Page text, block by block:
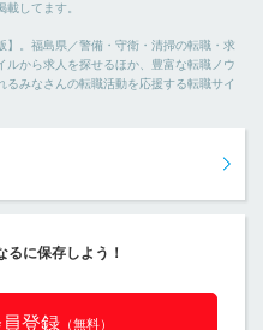
してます。
】。福島県／警備・守衛・清掃の転職・求
ルから求人を探せるほか、豊富な転職ノウ
みなさんの転職活動を応援する転職サイ
るに保存しよう！
登録 （無料）